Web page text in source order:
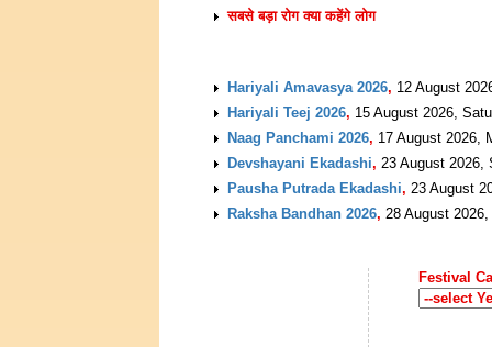
सबसे बड़ा रोग क्या कहेंगे लोग
Hariyali Amavasya 2026, 12 August
Hariyali Teej 2026, 15 August 2026,
Naag Panchami 2026, 17 August 2026,
Devshayani Ekadashi, 23 August 2026,
Pausha Putrada Ekadashi, 23 August
Raksha Bandhan 2026, 28 August
Festival